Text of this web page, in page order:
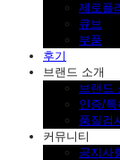
제로플
큐브
부품
후기
브랜드 소개
브랜드
인증/특
품질검
커뮤니티
공지사